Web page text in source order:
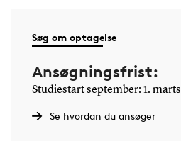
Søg om optagelse
Ansøgningsfrist:
Studiestart september: 1. marts
Se hvordan du ansøger